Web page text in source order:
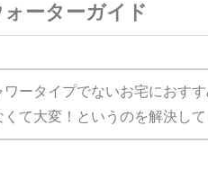
ーターガイド
ワータイプでないお宅におす
て大変！というのを解決して